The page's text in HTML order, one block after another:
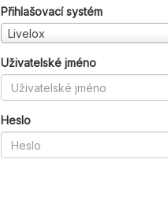
Přihlašovací systém
Livelox
Uživatelské jméno
Heslo